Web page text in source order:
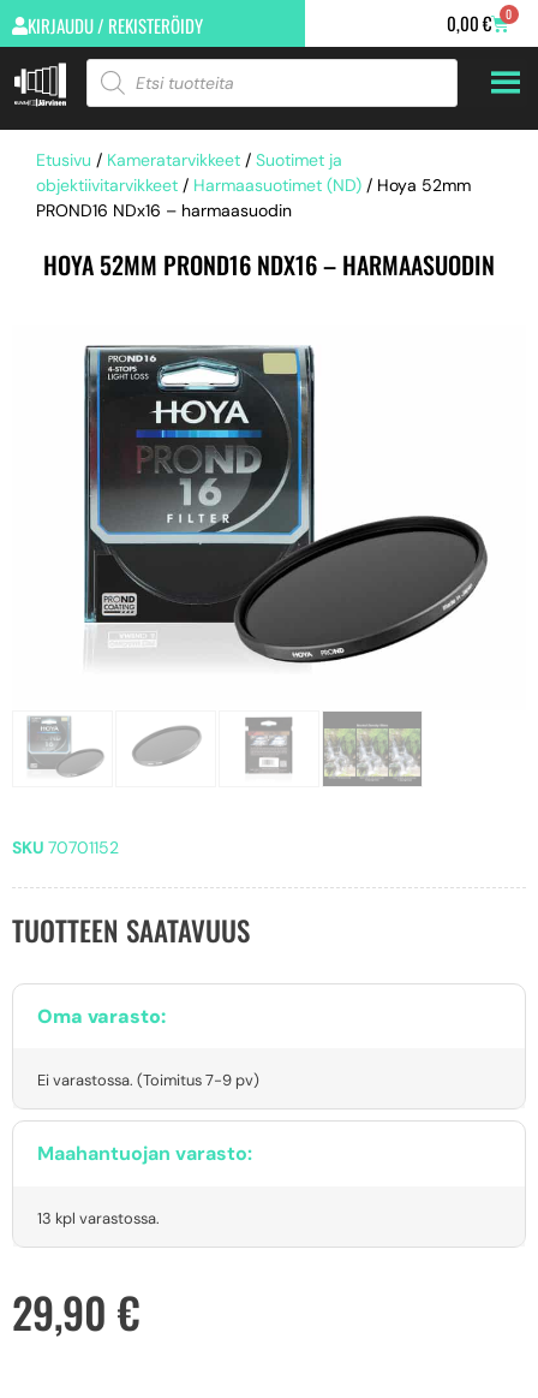
KIRJAUDU / REKISTERÖIDY 0,00€ 0
Etusivu / Kameratarvikkeet / Suotimet ja
objektiivitarvikkeet / Harmaasuotimet (ND) / Hoya 52mm
PROND16 NDx16 – harmaasuodin
HOYA 52MM PROND16 NDX16 – HARMAASUODIN
SKU 70701152
TUOTTEEN SAATAVUUS
Oma varasto:
Ei varastossa. (Toimitus 7-9 pv)
Maahantuojan varasto:
13 kpl varastossa.
29,90 €